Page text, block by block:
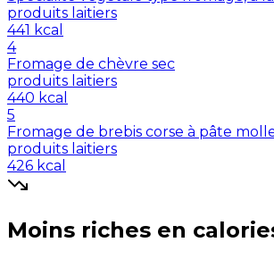
produits laitiers
441 kcal
4
Fromage de chèvre sec
produits laitiers
440 kcal
5
Fromage de brebis corse à pâte
produits laitiers
426 kcal
Moins riches en